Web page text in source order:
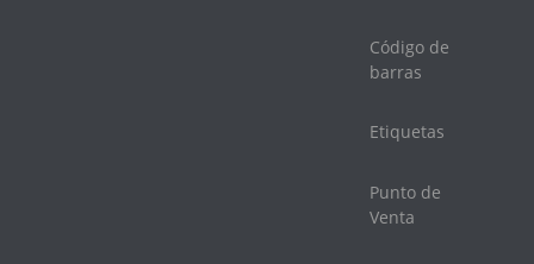
Código de
barras
Etiquetas
Punto de
Venta